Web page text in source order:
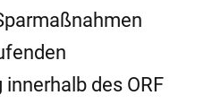
des ORF